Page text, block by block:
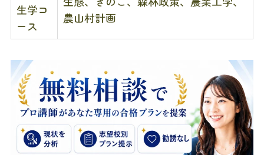
生学コ
ース
農山村計画